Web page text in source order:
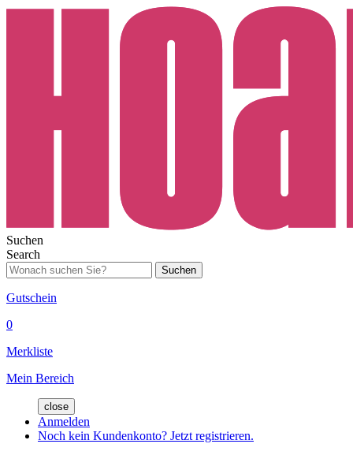
Suchen
Search
Suchen
Gutschein
0
Merkliste
Mein Bereich
close
Anmelden
Noch kein Kundenkonto? Jetzt registrieren.